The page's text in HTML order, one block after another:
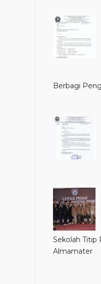
Berbagi
Sekolah Titip
Almamater